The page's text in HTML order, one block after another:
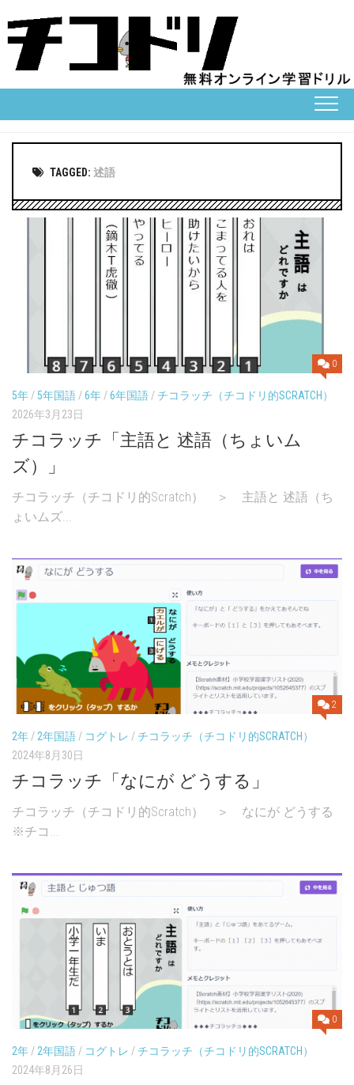
to
content
TAGGED: 述語
0
5年 /5年国語 /6年 /6年国語 /チコラッチ（チコドリ的SCRATCH）
2026年3月23日
チコラッチ「主語と 述語（ちょいム
ズ）」
チコラッチ（チコドリ的Scratch） ＞ 主語と 述語（ち
ょいムズ...
2
2年 / 2年国語 / コグトレ /チコラッチ（チコドリ的SCRATCH）
2024年8月30日
チコラッチ「なにが どうする」
チコラッチ（チコドリ的Scratch） ＞ なにが どうする
※チコ...
0
2年 / 2年国語 / コグトレ /チコラッチ（チコドリ的SCRATCH）
2024年8月26日